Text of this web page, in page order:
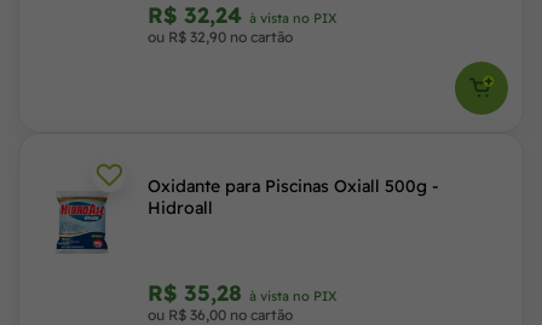
R$ 32,24 à vista no PIX
ou R$ 32,90 no cartão
Oxidante para Piscinas Oxiall 500g -
Hidroall
R$ 35,28 à vista no PIX
ou R$ 36,00 no cartão